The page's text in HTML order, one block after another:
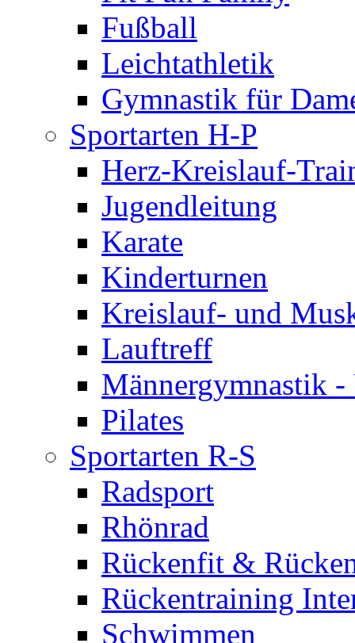
Fußball
Leichtathletik
Gymnastik für
Sportarten H-P
Herz-Kreislauf-
Jugendleitung
Karate
Kinderturnen
Kreislauf- und
Lauftreff
Männergymnastik
Pilates
Sportarten R-S
Radsport
Rhönrad
Rückenfit &
Rückentraining
Schwimmen